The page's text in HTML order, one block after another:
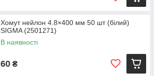
Хомут нейлон 4.8×400 мм 50 шт (білий)
SIGMA (2501271)
В наявності
60 ₴